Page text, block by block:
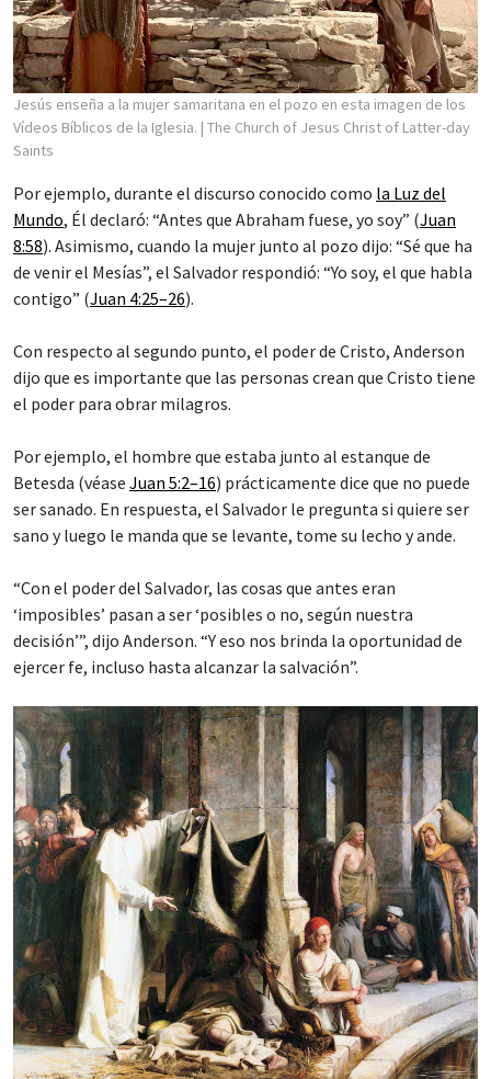
Jesús enseña a la mujer samaritana en el pozo en esta imagen de los
Vídeos Bíblicos de la Iglesia. | The Church of Jesus Christ of Latter-day
Saints
Por ejemplo, durante el discurso conocido como la Luz del
Mundo, Él declaró: “Antes que Abraham fuese, yo soy” (Juan
8:58). Asimismo, cuando la mujer junto al pozo dijo: “Sé que ha
de venir el Mesías”, el Salvador respondió: “Yo soy, el que habla
contigo” (Juan 4:25–26).
Con respecto al segundo punto, el poder de Cristo, Anderson
dijo que es importante que las personas crean que Cristo tiene
el poder para obrar milagros.
Por ejemplo, el hombre que estaba junto al estanque de
Betesda (véase Juan 5:2–16) prácticamente dice que no puede
ser sanado. En respuesta, el Salvador le pregunta si quiere ser
sano y luego le manda que se levante, tome su lecho y ande.
“Con el poder del Salvador, las cosas que antes eran
‘imposibles’ pasan a ser ‘posibles o no, según nuestra
decisión’”, dijo Anderson. “Y eso nos brinda la oportunidad de
ejercer fe, incluso hasta alcanzar la salvación”.